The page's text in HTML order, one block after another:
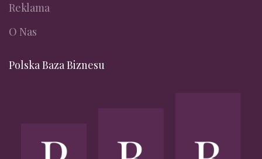
Reklama
O Nas
Polska Baza Biznesu